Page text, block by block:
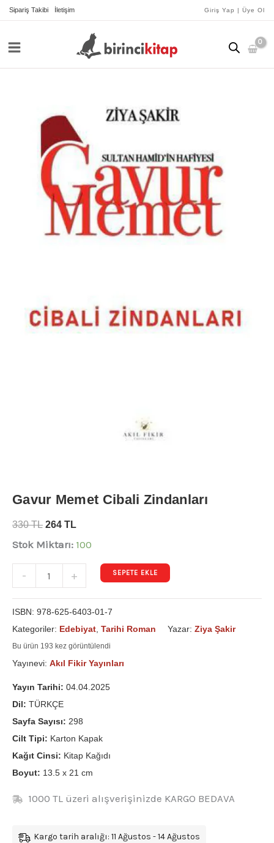
İçeriğe
Sipariş Takibi İletişim Giriş Yap | Üye Ol
Gavur Memet Cibali Zindanları
330TL 264 TL
Stok Miktarı: 100
-
Zindanları
+ SEPETE EKLE
ISBN: 978-625-6403-01-7
Kategoriler: Edebiyat Tarihi Roman Yazar: Ziya Şakir
Bu ürün 193 kez görüntülendi
Yayınevi: Akıl Fikir Yayınları
Yayın Tarihi: 04.04.2025
Dil: TÜRKÇE
Sayfa Sayısı: 298
Cilt Tipi: Karton Kapak
Kağıt Cinsi: Kitap Kağıdı
Boyut: 13.5 x 21 cm
1000 TL üzeri alışverişinizde KARGO BEDAVA
Kargo tarih aralığı: 11 Ağustos - 14 Ağustos